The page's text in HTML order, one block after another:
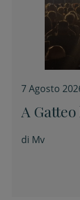
7 Agosto
A
di Mv